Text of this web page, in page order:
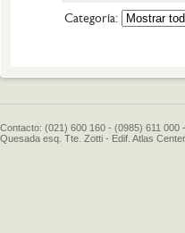
Categoría:
Contacto: (021) 600 160 - (0985) 611 000
Quesada esq. Tte. Zotti - Edif. Atlas